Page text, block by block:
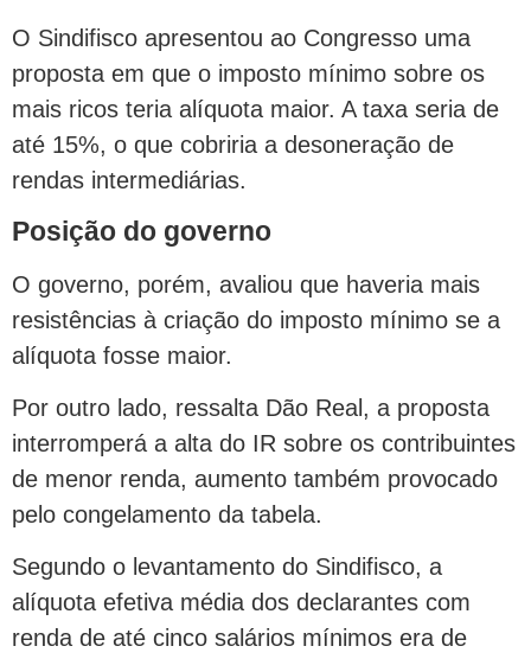
O Sindifisco apresentou ao Congresso uma
proposta em que o imposto mínimo sobre os
mais ricos teria alíquota maior. A taxa seria de
até 15%, o que cobriria a desoneração de
rendas intermediárias.
Posição do governo
O governo, porém, avaliou que haveria mais
resistências à criação do imposto mínimo se a
alíquota fosse maior.
Por outro lado, ressalta Dão Real, a proposta
interromperá a alta do IR sobre os contribuintes
de menor renda, aumento também provocado
pelo congelamento da tabela.
Segundo o levantamento do Sindifisco, a
alíquota efetiva média dos declarantes com
renda de até cinco salários mínimos era de